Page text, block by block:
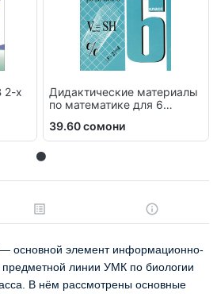
2-х
Дидактические материалы
по математике для 6
39.60 сомони
основной элемент информационно-
линии УМК по биологии
В нём рассмотрены основные